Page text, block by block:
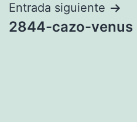
Entrada siguiente
2844-cazo-venus